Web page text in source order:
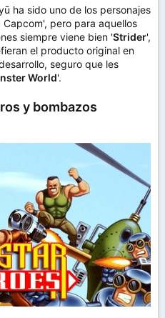
ha sido uno de los personajes
pero para aquellos
siempre viene bien 'Strider',
el producto original en
seguro que les
World'.
y bombazos